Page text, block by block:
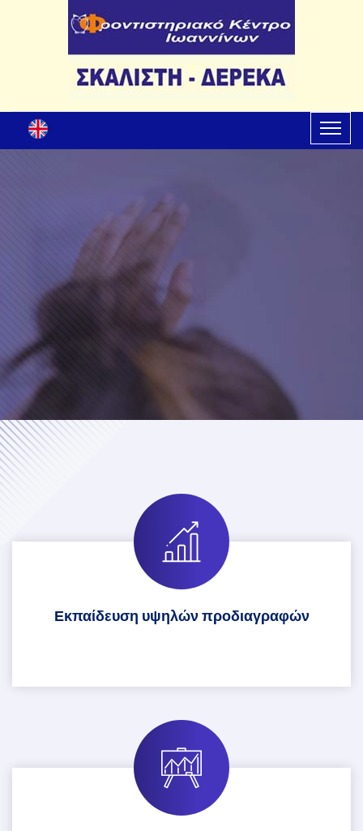
ΔΥΝΑΜΗ ΣΤΗΝ ΕΠΙΚΟΙΝΩΝΙΑ
Εκπαίδευση υψηλών προδιαγραφών